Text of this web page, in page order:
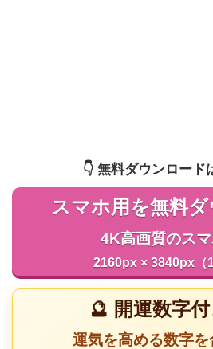
👇️ 無料ダウンロード
スマホ用を無料
4K高画質のス
2160px × 3840px（
🔮 開運数字
運気を高める数字